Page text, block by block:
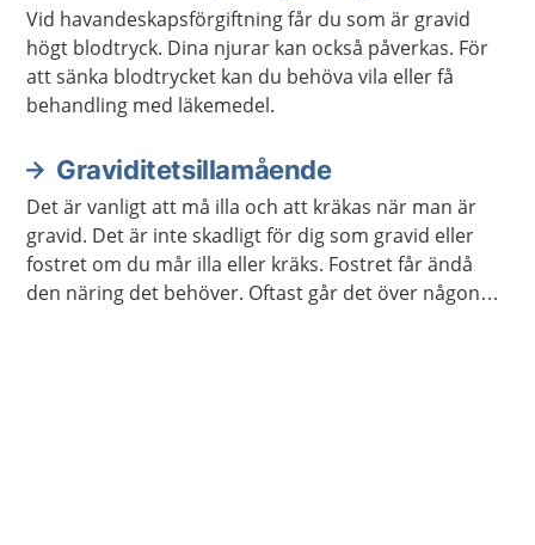
Vid havandeskapsförgiftning får du som är gravid
högt blodtryck. Dina njurar kan också påverkas. För
att sänka blodtrycket kan du behöva vila eller få
behandling med läkemedel.
Graviditetsillamående
Det är vanligt att må illa och att kräkas när man är
gravid. Det är inte skadligt för dig som gravid eller
fostret om du mår illa eller kräks. Fostret får ändå
den näring det behöver. Oftast går det över någon